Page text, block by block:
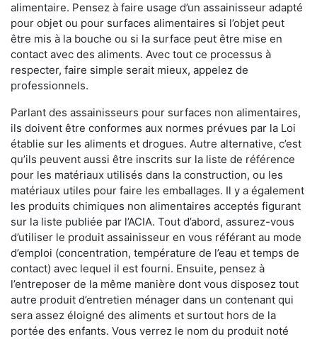
alimentaire. Pensez à faire usage d’un assainisseur adapté
pour objet ou pour surfaces alimentaires si l’objet peut
être mis à la bouche ou si la surface peut être mise en
contact avec des aliments. Avec tout ce processus à
respecter, faire simple serait mieux, appelez de
professionnels.
Parlant des assainisseurs pour surfaces non alimentaires,
ils doivent être conformes aux normes prévues par la Loi
établie sur les aliments et drogues. Autre alternative, c’est
qu’ils peuvent aussi être inscrits sur la liste de référence
pour les matériaux utilisés dans la construction, ou les
matériaux utiles pour faire les emballages. Il y a également
les produits chimiques non alimentaires acceptés figurant
sur la liste publiée par l’ACIA. Tout d’abord, assurez-vous
d’utiliser le produit assainisseur en vous référant au mode
d’emploi (concentration, température de l’eau et temps de
contact) avec lequel il est fourni. Ensuite, pensez à
l’entreposer de la même manière dont vous disposez tout
autre produit d’entretien ménager dans un contenant qui
sera assez éloigné des aliments et surtout hors de la
portée des enfants. Vous verrez le nom du produit noté